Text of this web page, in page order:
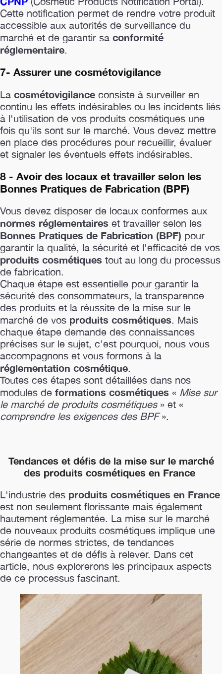
Cette notification permet de rendre votre produit
accessible aux autorités de surveillance du
marché et de garantir sa conformité
réglementaire.
7- Assurer une cosmétovigilance
La cosmétovigilance consiste à surveiller en
continu les effets indésirables ou les incidents liés
à l'utilisation de vos produits cosmétiques une
fois qu'ils sont sur le marché. Vous devez mettre
en place des procédures pour recueillir, évaluer
et signaler les éventuels effets indésirables.
8 - Avoir des locaux et travailler selon les
Bonnes Pratiques de Fabrication (BPF)
Vous devez disposer de locaux conformes aux
normes réglementaires et travailler selon les
Bonnes Pratiques de Fabrication (BPF) pour
garantir la qualité, la sécurité et l'efficacité de vos
produits cosmétiques tout au long du processus
de fabrication.
Chaque étape est essentielle pour garantir la
sécurité des consommateurs, la transparence
des produits et la réussite de la mise sur le
marché de vos produits cosmétiques. Mais
chaque étape demande des connaissances
précises sur le sujet, c’est pourquoi, nous vous
accompagnons et vous formons à la
réglementation cosmétique.
Toutes ces étapes sont détaillées dans nos
modules de formations cosmétiques « Mise sur
le marché de produits cosmétiques» et «
comprendre les exigences des BPF».
Tendances et défis de la mise sur le marché
des produits cosmétiques en France
L'industrie des produits cosmétiques en France
est non seulement florissante mais également
hautement réglementée. La mise sur le marché
de nouveaux produits cosmétiques implique une
série de normes strictes, de tendances
changeantes et de défis à relever. Dans cet
article, nous explorerons les principaux aspects
de ce processus fascinant.